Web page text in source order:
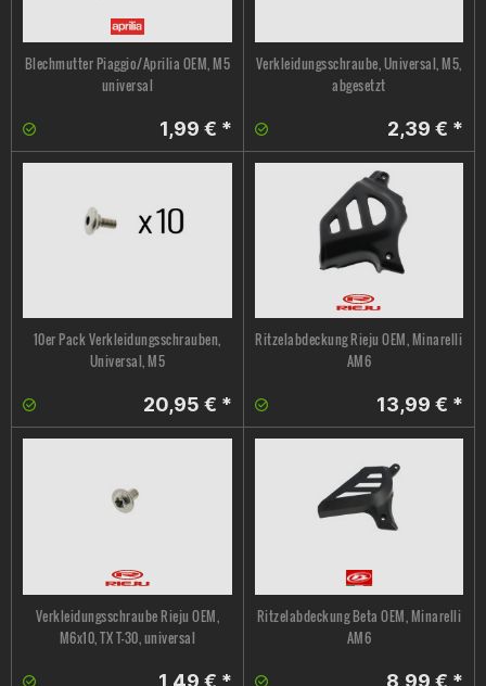
Blechmutter Piaggio/Aprilia OEM, M5
universal
1,99 € *
Verkleidungsschraube, Universal, M5,
abgesetzt
2,39 € *
10er Pack Verkleidungsschrauben,
Universal, M5
20,95 € *
Ritzelabdeckung Rieju OEM, Minarelli
AM6
13,99 € *
Verkleidungsschraube Rieju OEM,
M6x10, TX T-30, universal
1,49 € *
Ritzelabdeckung Beta OEM, Minarelli
AM6
8,99 € *